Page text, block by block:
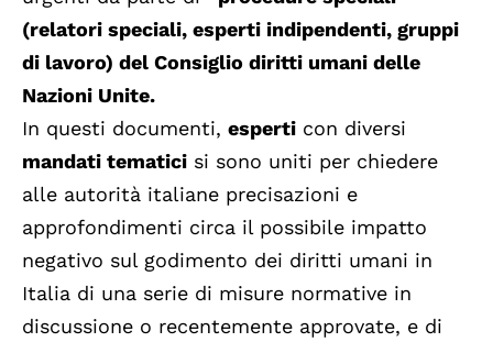
(relatori speciali, esperti indipendenti, gruppi
di lavoro) del Consiglio diritti umani delle
Nazioni Unite.
In questi documenti, esperti con diversi
mandati tematici si sono uniti per chiedere
alle autorità italiane precisazioni e
approfondimenti circa il possibile impatto
negativo sul godimento dei diritti umani in
Italia di una serie di misure normative in
discussione o recentemente approvate, e di